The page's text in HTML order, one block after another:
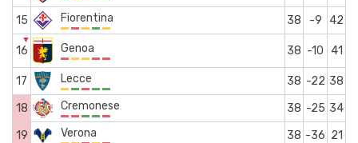
15 Fiorentina 38 -9 42
16
▼
Genoa 38 -10 41
17 Lecce 38 -22 38
18
Cremonese 38 -25 34
19
Verona 38 -36 21